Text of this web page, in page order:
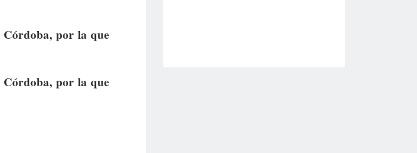
Córdoba, por la que
Córdoba, por la que